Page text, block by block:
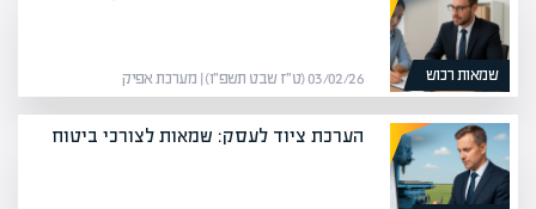
שמאות רכוש 03/02/26 (ט״ז שבט תשפ״ו) | מערכת אפיק
הערכת ציוד לעסק: שמאות לצורכי ביטוח